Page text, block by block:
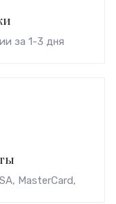
за 1-3 дня
MasterCard,